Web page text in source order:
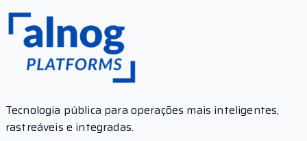
Tecnologia pública para operações mais inteligentes,
rastreáveis e integradas.